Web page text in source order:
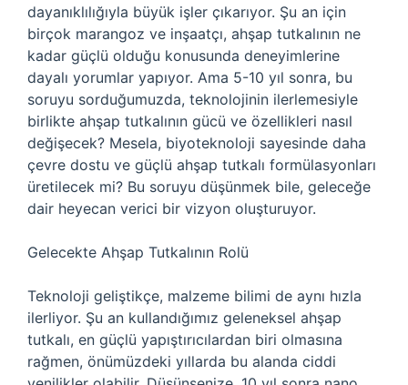
dayanıklılığıyla büyük işler çıkarıyor. Şu an için
birçok marangoz ve inşaatçı, ahşap tutkalının ne
kadar güçlü olduğu konusunda deneyimlerine
dayalı yorumlar yapıyor. Ama 5-10 yıl sonra, bu
soruyu sorduğumuzda, teknolojinin ilerlemesiyle
birlikte ahşap tutkalının gücü ve özellikleri nasıl
değişecek? Mesela, biyoteknoloji sayesinde daha
çevre dostu ve güçlü ahşap tutkalı formülasyonları
üretilecek mi? Bu soruyu düşünmek bile, geleceğe
dair heyecan verici bir vizyon oluşturuyor.
Gelecekte Ahşap Tutkalının Rolü
Teknoloji geliştikçe, malzeme bilimi de aynı hızla
ilerliyor. Şu an kullandığımız geleneksel ahşap
tutkalı, en güçlü yapıştırıcılardan biri olmasına
rağmen, önümüzdeki yıllarda bu alanda ciddi